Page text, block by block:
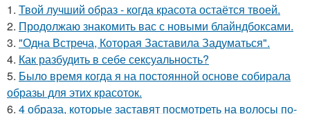
1. Твой лучший образ - когда красота остаётся твоей.
2. Продолжаю знакомить вас с новыми блайндбоксами.
3. "Одна Встреча, Которая Заставила Задуматься".
4. Как разбудить в себе сексуальность?
5. Было время когда я на постоянной основе собирала
образы для этих красоток.
6. 4 образа, которые заставят посмотреть на волосы по-